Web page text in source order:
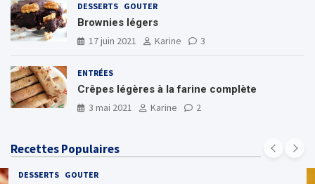
DESSERTS GOUTER
Brownies légers
17 juin 2021
Karine 3
ENTRÉES
Crêpes légères à la farine complète
3 mai 2021
Karine 2
Recettes Populaires
DESSERTS GOUTER